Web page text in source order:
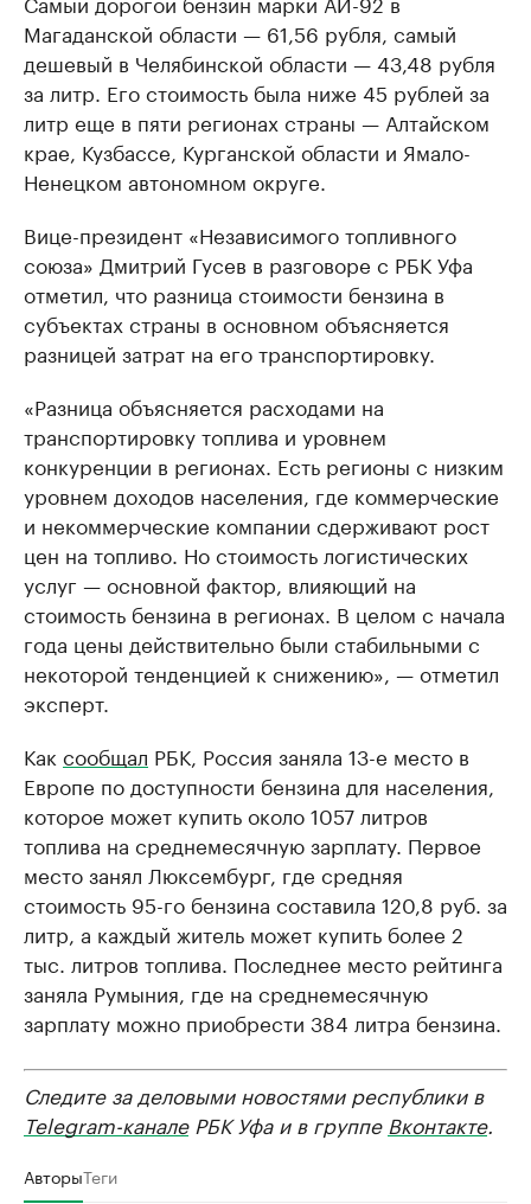
Магаданской области — 61,56 рубля, самый
дешевый в Челябинской области — 43,48 рубля
за литр. Его стоимость была ниже 45 рублей за
литр еще в пяти регионах страны — Алтайском
крае, Кузбассе, Курганской области и Ямало-
Ненецком автономном округе.
Вице-президент «Независимого топливного
союза» Дмитрий Гусев в разговоре с РБК Уфа
отметил, что разница стоимости бензина в
субъектах страны в основном объясняется
разницей затрат на его транспортировку.
«Разница объясняется расходами на
транспортировку топлива и уровнем
конкуренции в регионах. Есть регионы с низким
уровнем доходов населения, где коммерческие
и некоммерческие компании сдерживают рост
цен на топливо. Но стоимость логистических
услуг — основной фактор, влияющий на
стоимость бензина в регионах. В целом с начала
года цены действительно были стабильными с
некоторой тенденцией к снижению», — отметил
эксперт.
Как сообщал РБК, Россия заняла 13-е место в
Европе по доступности бензина для населения,
которое может купить около 1057 литров
топлива на среднемесячную зарплату. Первое
место занял Люксембург, где средняя
стоимость 95-го бензина составила 120,8 руб. за
литр, а каждый житель может купить более 2
тыс. литров топлива. Последнее место рейтинга
заняла Румыния, где на среднемесячную
зарплату можно приобрести 384 литра бензина.
Следите за деловыми новостями республики в
Telegram-каналеРБК Уфа и в группе Вконтакте.
АвторыТеги